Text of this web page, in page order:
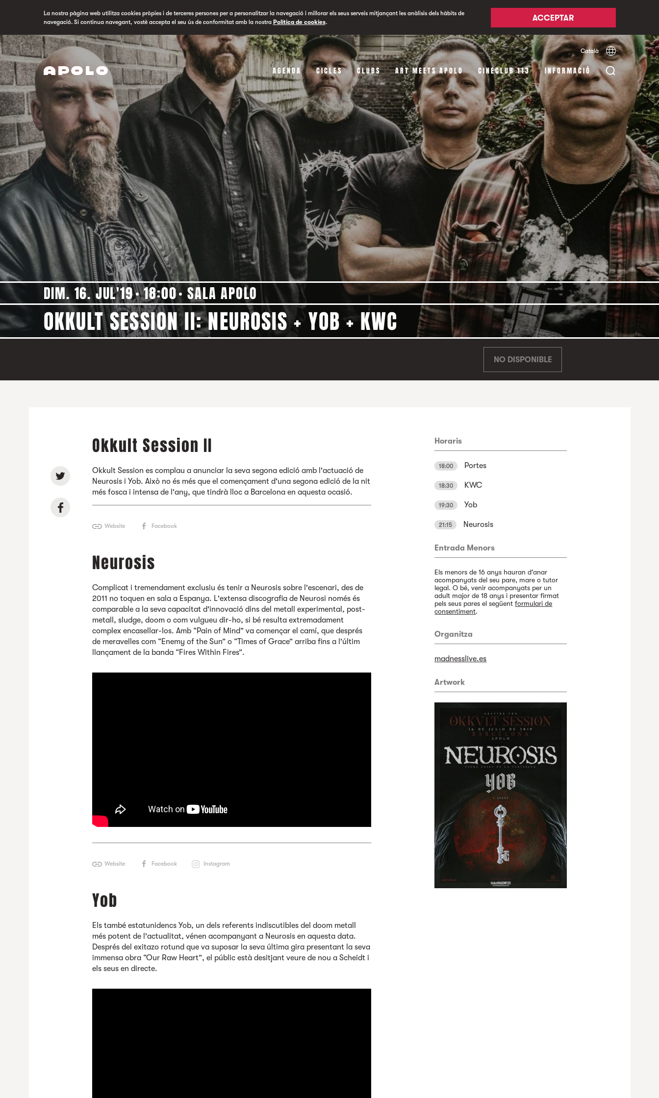
La nostra pàgina web utilitza cookies pròpies i de terceres persones per a personalitzar la navegació i millorar els seus serveis mitjançant les anàlisis dels hàbits de
navegació. Si continua navegant, vostè accepta el seu ús de conformitat amb la nostra Política de cookies. ACCEPTAR
Català Español English
AGENDA CICLES CLUBS ART MEETS APOLO CINECLUB 113 INFORMACIÓ
DIM. 16. JUL'19 18:00 SALA APOLO
OKKULT SESSION II: NEUROSIS + YOB + KWC
NO DISPONIBLE
Okkult Session II
Okkult Session es complau a anunciar la seva segona edició amb l'actuació de
Neurosis i Yob. Això no és més que el començament d'una segona edició de la nit
més fosca i intensa de l'any, que tindrà lloc a Barcelona en aquesta ocasió.
Website Facebook
Neurosis
Complicat i tremendament exclusiu és tenir a Neurosis sobre l'escenari, des de
2011 no toquen en sala a Espanya. L'extensa discografia de Neurosi només és
comparable a la seva capacitat d'innovació dins del metall experimental, post-
metall, sludge, doom o com vulgueu dir-ho, si bé resulta extremadament
complex encasellar-los. Amb “Pain of Mind” va començar el camí, que després
de meravelles com “Enemy of the Sun” o “Times of Grace” arriba fins a l'últim
llançament de la banda “Fires Within Fires”.
Website Facebook Instagram
Yob
Els també estatunidencs Yob, un dels referents indiscutibles del doom metall
més potent de l'actualitat, vénen acompanyant a Neurosis en aquesta data.
Després del exitazo rotund que va suposar la seva última gira presentant la seva
immensa obra “Our Raw Heart”, el públic està desitjant veure de nou a Scheidt i
els seus en directe.
Horaris
18:00 Portes
18:30 KWC
19:30 Yob
21:15 Neurosis
Entrada Menors
Els menors de 16 anys hauran d'anar
acompanyats del seu pare, mare o tutor
legal. O bé, venir acompanyats per un
adult major de 18 anys i presentar firmat
pels seus pares el següentformulari de
consentiment.
Organitza
madnesslive.es
Artwork